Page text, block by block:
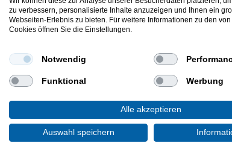
Eigenschaften der Dieter Eisele
leicht gebogene Form
spitzer Kopf
schwarzer VMC-Drilling
stainless Steel Sprengring
mit holographischer Schuppenfolie
3D Holo-Augen
Farbe wie abgebildet: Pollak
zu verbessern, personalisierte Inhalte anzuzeigen und Ihnen ein
Webseiten-Erlebnis zu bieten. Für weitere Informationen zu den
Cookies öffnen Sie die Einstellungen.
Notwendig
Funktional Werbung
Alle akzeptieren
Auswahl speichern